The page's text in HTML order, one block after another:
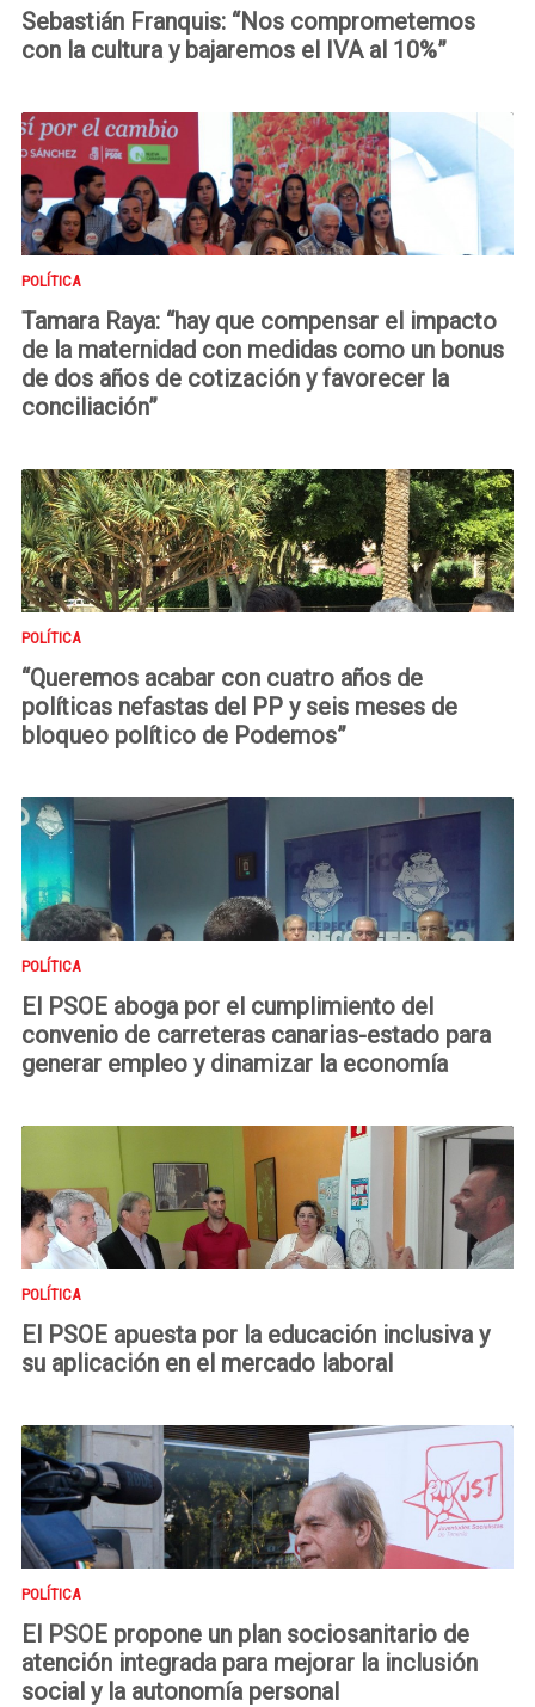
Sebastián Franquis: “Nos comprometemos
con la cultura y bajaremos el IVA al 10%”
POLÍTICA
Tamara Raya: “hay que compensar el impacto
de la maternidad con medidas como un bonus
de dos años de cotización y favorecer la
conciliación”
POLÍTICA
“Queremos acabar con cuatro años de
políticas nefastas del PP y seis meses de
bloqueo político de Podemos”
POLÍTICA
El PSOE aboga por el cumplimiento del
convenio de carreteras canarias-estado para
generar empleo y dinamizar la economía
POLÍTICA
El PSOE apuesta por la educación inclusiva y
su aplicación en el mercado laboral
POLÍTICA
El PSOE propone un plan sociosanitario de
atención integrada para mejorar la inclusión
social y la autonomía personal